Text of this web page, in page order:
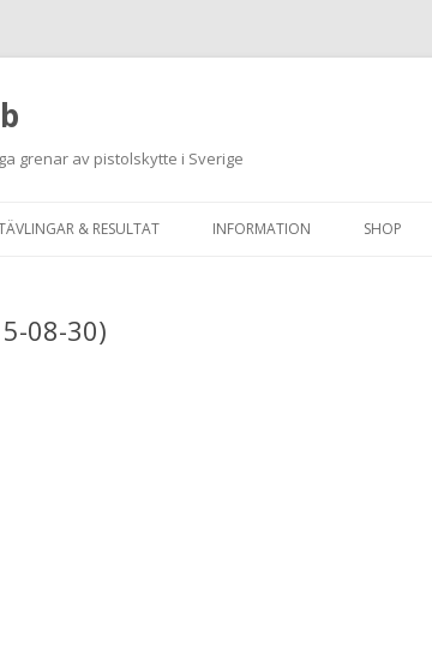
grenar av pistolskytte i Sverige
till
& RESULTAT
SKJUTPROGRAM 2026
INFORMATION SHOP
08-30)